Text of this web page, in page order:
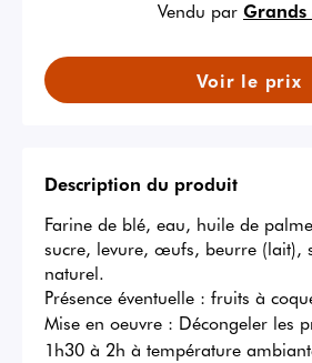
Vendu par Grands
Voir le prix
Description du produit
Farine de blé, eau, huile de
sucre, levure, œufs, beurre (lait),
naturel.
Présence éventuelle : fruits à
Mise en oeuvre : Décongeler les
1h30 à 2h à température